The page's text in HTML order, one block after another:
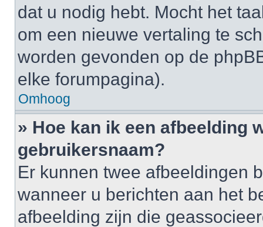
dat u nodig hebt. Mocht het
om een nieuwe vertaling te
worden gevonden op de
elke forumpagina).
Omhoog
» Hoe kan ik een afbeelding
gebruikersnaam?
Er kunnen twee afbeeldingen
wanneer u berichten aan het
afbeelding zijn die